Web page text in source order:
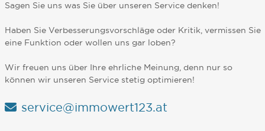
Sagen Sie uns was Sie über unseren Service denken!
Haben Sie Verbesserungsvorschläge oder Kritik, vermissen Sie
eine Funktion oder wollen uns gar loben?
Wir freuen uns über Ihre ehrliche Meinung, denn nur so
können wir unseren Service stetig optimieren!
service@immowert123.at